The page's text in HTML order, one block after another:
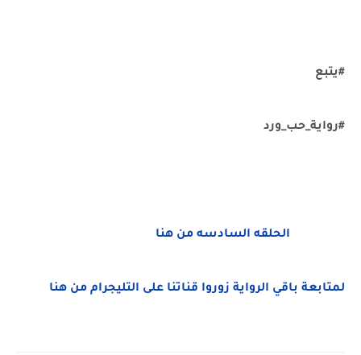
#يتبع
#رواية_حب_ورد
الحلقه السادسه من هنا
لمتابعة باقي الرواية زوروا قناتنا على التليجرام من هنا